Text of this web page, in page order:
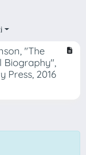
"The
Biography",
Press, 2016